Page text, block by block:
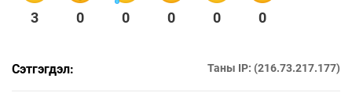
3 0 0 0 0 0
Сэтгэгдэл: Таны IP: (216.73.217.177)